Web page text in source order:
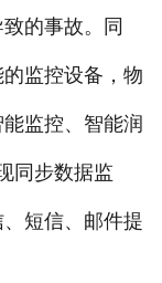
的事故。同
监控设备，物
监控、智能润
同步数据监
短信、邮件提